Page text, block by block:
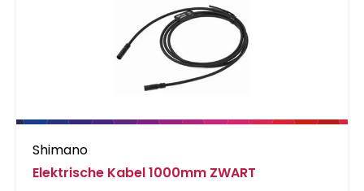
Shimano
Elektrische Kabel 1000mm ZWART